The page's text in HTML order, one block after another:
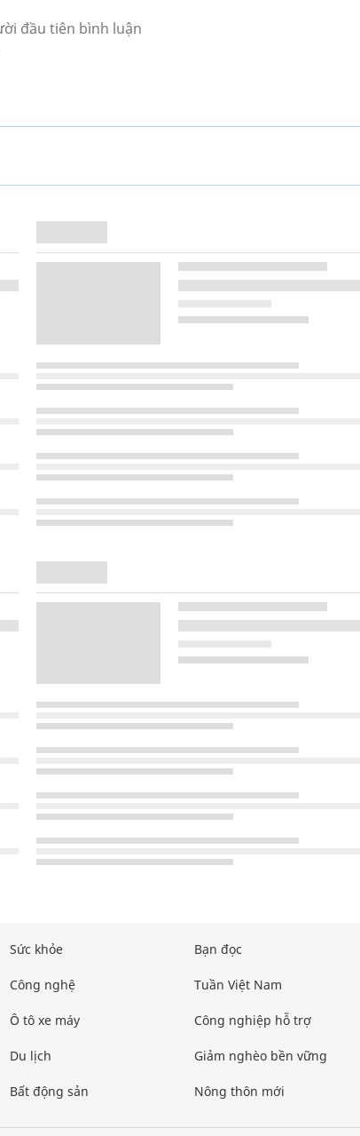
Sức khỏe
Công nghệ
Ô tô xe máy
Du lịch
Bất động sản
Bạn đọc
Tuần Việt Nam
Công nghiệp hỗ trợ
Giảm nghèo bền vững
Nông thôn mới